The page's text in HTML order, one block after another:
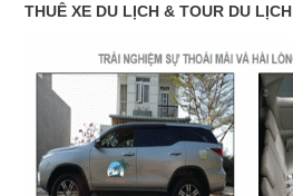
THUÊ XE DU LỊCH & TOUR DU LỊCH